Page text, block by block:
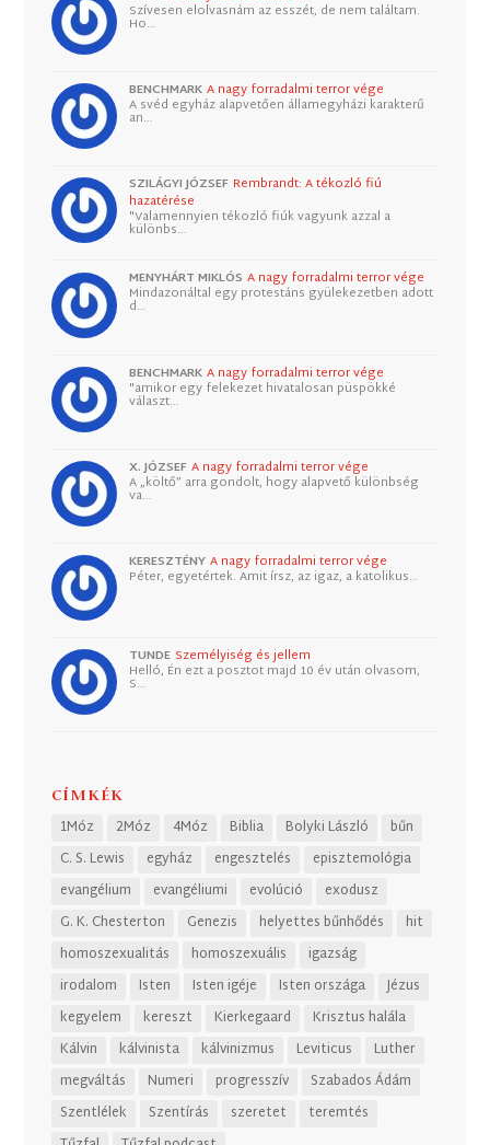
Szívesen elolvasnám az esszét, de nem találtam.
Ho…
BENCHMARK A nagy forradalmi terror vége
A svéd egyház alapvetően államegyházi karakterű
an…
SZILÁGYI JÓZSEF Rembrandt: A tékozló fiú
hazatérése
"Valamennyien tékozló fiúk vagyunk azzal a
különbs…
MENYHÁRT MIKLÓS A nagy forradalmi terror vége
Mindazonáltal egy protestáns gyülekezetben adott
d…
BENCHMARK A nagy forradalmi terror vége
"amikor egy felekezet hivatalosan püspökké
választ…
X. JÓZSEF A nagy forradalmi terror vége
A „költő” arra gondolt, hogy alapvető különbség
va…
KERESZTÉNY A nagy forradalmi terror vége
Péter, egyetértek. Amit írsz, az igaz, a katolikus…
TUNDE Személyiség és jellem
Helló, Én ezt a posztot majd 10 év után olvasom,
S…
CÍMKÉK
1Móz 2Móz 4Móz Biblia Bolyki László
bűn
C. S. Lewis
egyház engesztelés
episztemológia
evangélium
evangéliumi evolúció
exodusz
G. K. Chesterton
Genezis helyettes bűnhődés
hit
homoszexualitás
homoszexuális
igazság
irodalom
Isten Isten igéje Isten országa
Jézus
kegyelem
kereszt Kierkegaard
Krisztus halála
Kálvin
kálvinista kálvinizmus Leviticus
Luther
megváltás
Numeri progresszív
Szabados Ádám
Szentlélek
Szentírás szeretet
teremtés